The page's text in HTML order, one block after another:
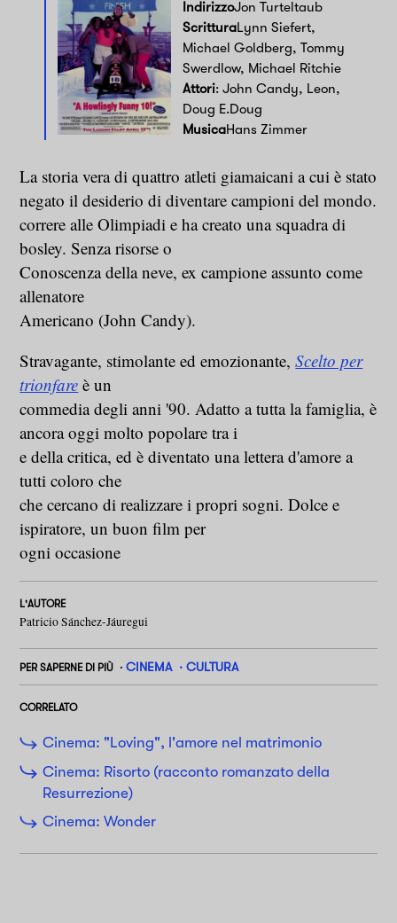
IndirizzoJon Turteltaub
ScritturaLynn Siefert,
Michael Goldberg, Tommy
Swerdlow, Michael Ritchie
Attori: John Candy, Leon,
Doug E.Doug
MusicaHans Zimmer
La storia vera di quattro atleti giamaicani a cui è stato
negato il desiderio di diventare campioni del mondo.
correre alle Olimpiadi e ha creato una squadra di
bosley. Senza risorse o
Conoscenza della neve, ex campione assunto come
allenatore
Americano (John Candy).
Stravagante, stimolante ed emozionante,Scelto per
trionfare è un
commedia degli anni '90. Adatto a tutta la famiglia, è
ancora oggi molto popolare tra i
e della critica, ed è diventato una lettera d'amore a
tutti coloro che
che cercano di realizzare i propri sogni. Dolce e
ispiratore, un buon film per
ogni occasione
L'AUTORE
Patricio Sánchez-Jáuregui
PER SAPERNE DI PIÙ CINEMA CULTURA
CORRELATO
Cinema: "Loving", l'amore nel matrimonio
Cinema: Risorto (racconto romanzato della
Resurrezione)
Cinema: Wonder